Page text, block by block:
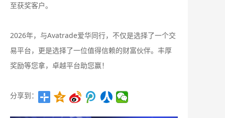
至获奖客户。
2026年，与Avatrade爱华同行，不仅是选择了一个交
易平台，更是选择了一位值得信赖的财富伙伴。丰厚
奖励等您拿，卓越平台助您赢！
分享到：